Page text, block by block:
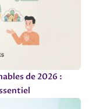
de 2026 :